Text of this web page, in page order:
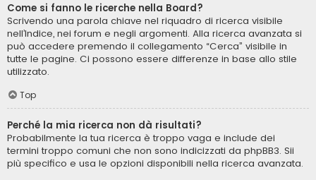
Come si fanno le ricerche nella Board?
Scrivendo una parola chiave nel riquadro di ricerca visibile
nell’Indice, nei forum e negli argomenti. Alla ricerca avanzata si
può accedere premendo il collegamento “Cerca” visibile in
tutte le pagine. Ci possono essere differenze in base allo stile
utilizzato.
Top
Perché la mia ricerca non dà risultati?
Probabilmente la tua ricerca è troppo vaga e include dei
termini troppo comuni che non sono indicizzati da phpBB3. Sii
più specifico e usa le opzioni disponibili nella ricerca avanzata.